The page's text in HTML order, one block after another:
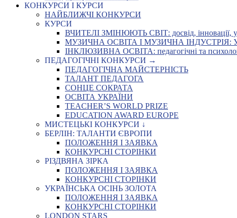
КОНКУРСИ І КУРСИ
НАЙБЛИЖЧІ КОНКУРСИ
КУРСИ
ВЧИТЕЛІ ЗМІНЮЮТЬ СВІТ: досвід, інновації,
МУЗИЧНА ОСВІТА І МУЗИЧНА ІНДУСТРІЯ:
ІНКЛЮЗИВНА ОСВІТА: педагогічні та
ПЕДАГОГІЧНІ КОНКУРСИ →
ПЕДАГОГІЧНА МАЙСТЕРНІСТЬ
ТАЛАНТ ПЕДАГОГА
СОНЦЕ СОКРАТА
ОСВІТА УКРАЇНИ
TEACHER’S WORLD PRIZE
EDUCATION AWARD EUROPE
МИСТЕЦЬКІ КОНКУРСИ ↓
БЕРЛІН: ТАЛАНТИ ЄВРОПИ
ПОЛОЖЕННЯ І ЗАЯВКА
КОНКУРСНІ СТОРІНКИ
РІЗДВЯНА ЗІРКА
ПОЛОЖЕННЯ І ЗАЯВКА
КОНКУРСНІ СТОРІНКИ
УКРАЇНСЬКА ОСІНЬ ЗОЛОТА
ПОЛОЖЕННЯ І ЗАЯВКА
КОНКУРСНІ СТОРІНКИ
LONDON STARS